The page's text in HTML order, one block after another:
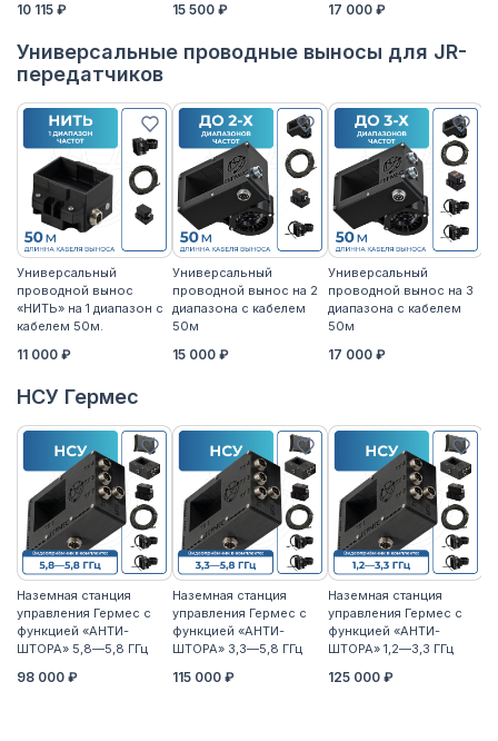
10 115 ₽ 15 500 ₽ 17 000 ₽
Универсальные проводные выносы для JR-
передатчиков
Универсальный
проводной вынос
«НИТЬ» на 1 диапазон с
кабелем 50м.
11 000 ₽
Универсальный
проводной вынос на 2
диапазона с кабелем
50м
15 000 ₽
Универсальный
проводной вынос на 3
диапазона с кабелем
50м
17 000 ₽
НСУ Гермес
Наземная станция
управления Гермес с
функцией «АНТИ-
ШТОРА» 5,8—5,8 ГГц
98 000 ₽
Наземная станция
управления Гермес с
функцией «АНТИ-
ШТОРА» 3,3—5,8 ГГц
115 000 ₽
Наземная станция
управления Гермес с
функцией «АНТИ-
ШТОРА» 1,2—3,3 ГГц
125 000 ₽